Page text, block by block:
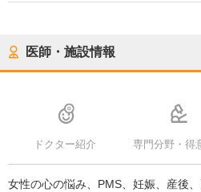
医師・施設情報
ドクター紹介 専門分野・得
女性の心の悩み、PMS、妊娠、産後